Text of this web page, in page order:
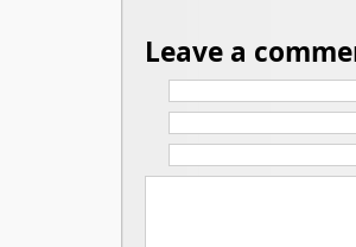
Leave a